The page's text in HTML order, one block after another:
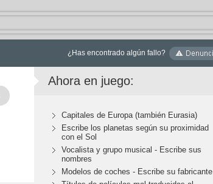
¿Has encontrado algún fallo?
Ahora en juego:
Capitales de Europa (también Eurasia)
Escribe los planetas según su proximidad
con el Sol
Vocalista y grupo musical - Escribe sus
nombres
Modelos de coches - Escribe su fabricante